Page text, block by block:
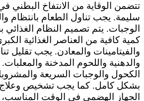
تتضمن الوقاية من الانتفاخ البطني
سليمة. يجب تناول الطعام بانتظام
الوجبات. يتم تصميم النظام الغذائي
كمية كافية من العناصر الغذائية
والفيتامينات والمعادن. يجب تقليل
والدهنية واللحوم المدخنة
الكحول والوجبات السريعة
بشكل كامل. كما يجب تشخيص
الجهاز الهضمي في الوقت